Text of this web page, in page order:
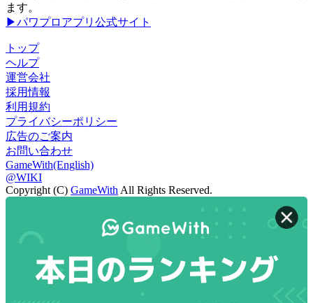
ます。
▶パワプロアプリ公式サイト
トップ
ヘルプ
運営会社
採用情報
利用規約
プライバシーポリシー
広告のご案内
お問い合わせ
GameWith(English)
@WIKI
Copyright (C) GameWithAll Rights Reserved.